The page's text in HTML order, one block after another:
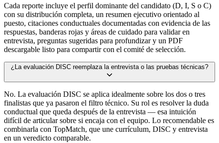
Cada reporte incluye el perfil dominante del candidato (D, I, S o C)
con su distribución completa, un resumen ejecutivo orientado al
puesto, citaciones conductuales documentadas con evidencia de las
respuestas, banderas rojas y áreas de cuidado para validar en
entrevista, preguntas sugeridas para profundizar y un PDF
descargable listo para compartir con el comité de selección.
¿La evaluación DISC reemplaza la entrevista o las pruebas técnicas?
No. La evaluación DISC se aplica idealmente sobre los dos o tres
finalistas que ya pasaron el filtro técnico. Su rol es resolver la duda
conductual que queda después de la entrevista — esa intuición
difícil de articular sobre si encaja con el equipo. Lo recomendable es
combinarla con TopMatch, que une currículum, DISC y entrevista
en un veredicto comparable.